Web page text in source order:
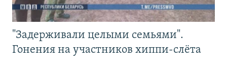
"Задерживали целыми семьями".
Гонения на участников хиппи-слёта